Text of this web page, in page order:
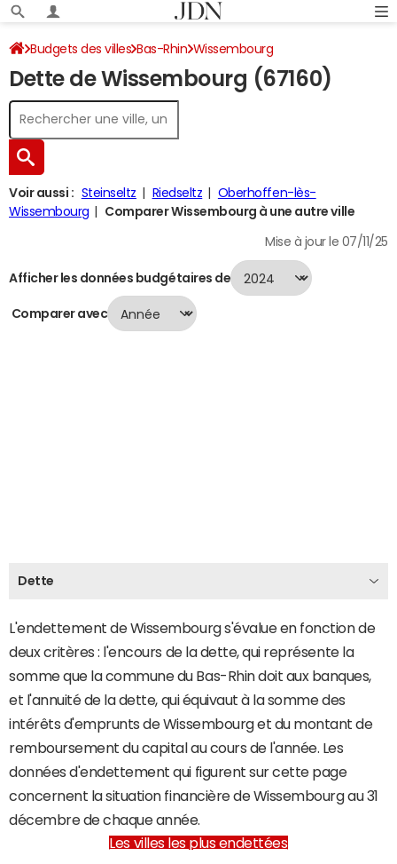
Budgets des villes Bas-Rhin Wissembourg
Dette au 31/12/2024
Dette de Wissembourg (67160)
Voir aussi : Steinseltz Riedseltz
Oberhoffen-lès-
Wissembourg
Comparer Wissembourg à une autre ville
Mise à jour le 07/11/25
Afficher les données budgétaires de
Comparer avec
Dette
L'endettement de Wissembourg s'évalue en fonction de
deux critères : l'encours de la dette, qui représente la
somme que la commune du Bas-Rhin doit aux banques,
et l'annuité de la dette, qui équivaut à la somme des
intérêts d'emprunts de Wissembourg et du montant de
remboursement du capital au cours de l'année. Les
données d'endettement qui figurent sur cette page
concernent la situation financière de Wissembourg au 31
décembre de chaque année.
Les villes les plus endettées